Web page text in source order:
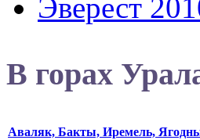
Эверест
В горах
Аваляк, Бакты, Иремель,